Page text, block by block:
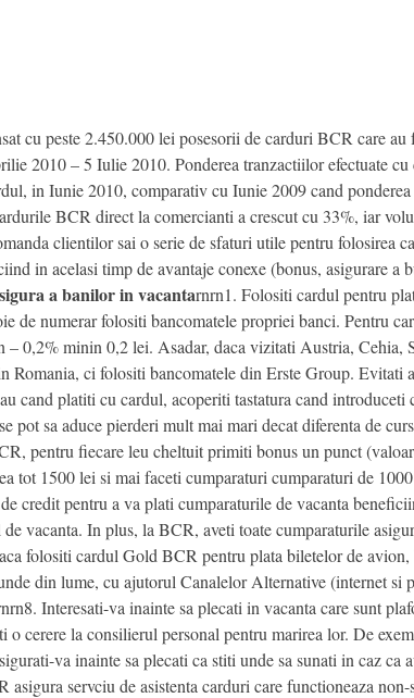
cu peste 2.450.000 lei posesorii de carduri BCR care
2010 – 5 Iulie 2010. Ponderea tranzactiilor efectuate
in Iunie 2010, comparativ cu Iunie 2009 cand
BCR direct la comercianti a crescut cu 33%, iar
clientilor sai o serie de sfaturi utile pentru
in acelasi timp de avantaje conexe (bonus, asigurare a
a banilor in vacantarnrn1. Folositi cardul pentru
de numerar folositi bancomatele propriei banci. Pentru
0,2% minin 0,2 lei. Asadar, daca vizitati Austria, Cehia,
Romania, ci folositi bancomatele din Erste Group. Evitati
cand platiti cu cardul, acoperiti tastatura cand
pot sa aduce pierderi mult mai mari decat diferenta de
pentru fiecare leu cheltuit primiti bonus un punct
tot 1500 lei si mai faceti cumparaturi cumparaturi de
credit pentru a va plati cumparaturile de vacanta
vacanta. In plus, la BCR, aveti toate cumparaturile
folositi cardul Gold BCR pentru plata biletelor de
din lume, cu ajutorul Canalelor Alternative (internet si
Interesati-va inainte sa plecati in vacanta care sunt
cerere la consilierul personal pentru marirea lor. De
va inainte sa plecati ca stiti unde sa sunati in caz ca
servciu de asistenta carduri care functioneaza